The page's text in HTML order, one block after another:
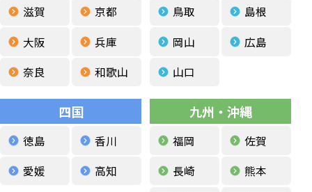
滋賀
京都
大阪
兵庫
奈良
和歌山
鳥取
島根
岡山
広島
山口
四国
徳島
香川
愛媛
高知
九州・沖縄
福岡
佐賀
長崎
熊本